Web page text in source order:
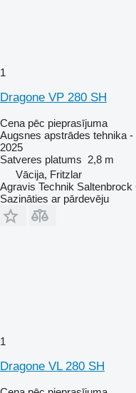
1
Dragone VP 280 SH
Cena pēc pieprasījuma
Augsnes apstrādes tehnika
2025
Satveres platums 2,8 m
Vācija, Fritzlar
Agravis Technik Saltenbrock
Sazināties ar pārdevēju
1
Dragone VL 280 SH